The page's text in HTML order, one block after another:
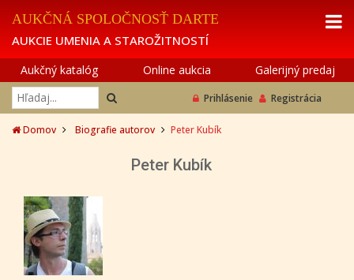
AUKČNÁ SPOLOČNOSŤ DARTE
AUKCIE UMENIA A STAROŽITNOSTÍ
Aukčný katalóg Online aukcia Galerijný predaj
Prihlásenie Registrácia
Domov Biografie autorov Peter Kubík
Peter Kubík